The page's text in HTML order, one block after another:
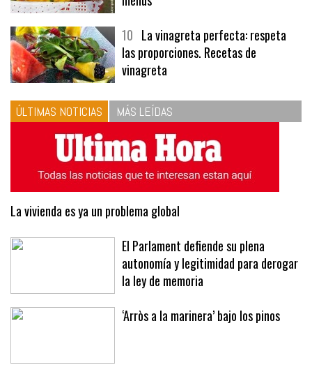
10 La vinagreta perfecta: respeta
las proporciones. Recetas de
vinagreta
ÚLTIMAS NOTICIAS MÁS LEÍDAS
La vivienda es ya un problema global
El Parlament defiende su plena
autonomía y legitimidad para derogar
la ley de memoria
‘Arròs a la marinera’ bajo los pinos